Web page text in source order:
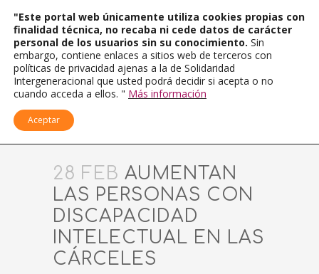
28 FEB AUMENTAN
LAS PERSONAS CON
DISCAPACIDAD
INTELECTUAL EN LAS
CÁRCELES
"Este portal web únicamente utiliza cookies propias con
finalidad técnica, no recaba ni cede datos de carácter
personal de los usuarios sin su conocimiento. Sin
embargo, contiene enlaces a sitios web de terceros con
políticas de privacidad ajenas a la de Solidaridad
Intergeneracional que usted podrá decidir si acepta o no
cuando acceda a ellos. " Más información
Aceptar